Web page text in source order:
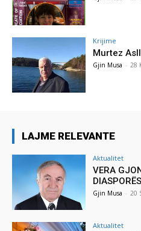
Krijime
Murtez
Gjin Musa - 28
LAJME RELEVANTE
Aktualitet
VERA
Gjin Musa - 20
Aktualitet